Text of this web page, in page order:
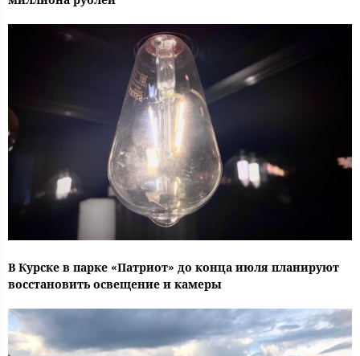
В Курске в парке «Патриот» до конца июля планируют
восстановить освещение и камеры